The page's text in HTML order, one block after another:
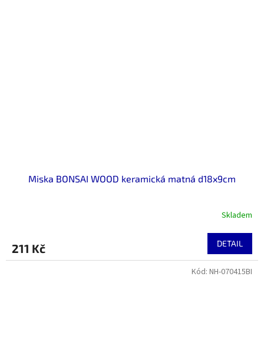
Miska BONSAI WOOD keramická matná d18x9cm
Skladem
211 Kč DETAIL
Kód: NH-070415BI